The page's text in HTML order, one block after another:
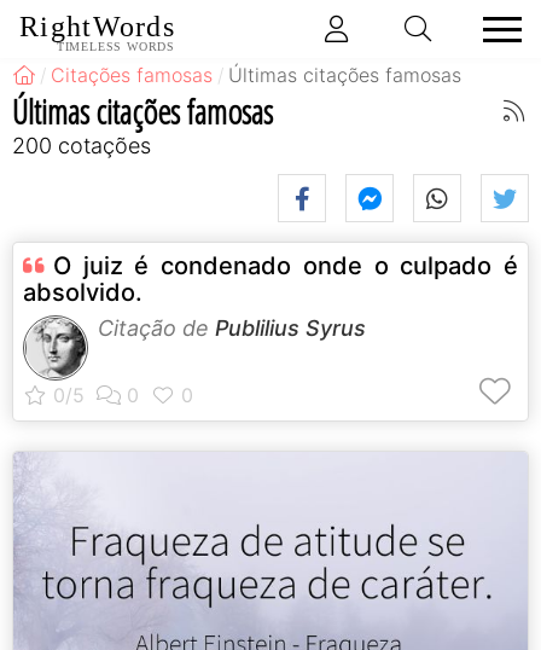
RightWords
TIMELESS WORDS
Citações famosas Últimas citações famosas
Últimas citações famosas
200 cotações
O juiz é condenado onde o culpado é
absolvido.
Citação de Publilius Syrus